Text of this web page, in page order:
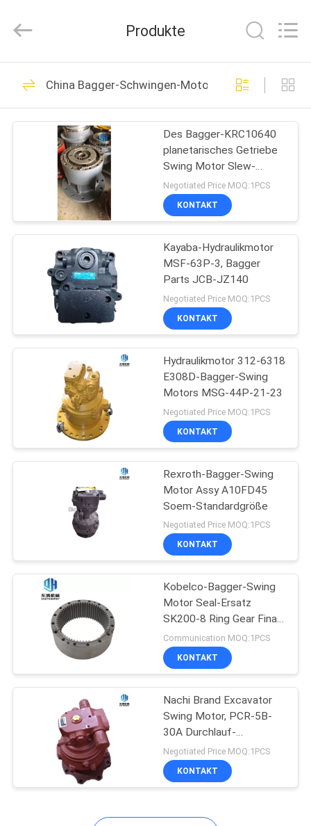
HAUS
PRODUKTE
FABRIK-
AUSFLUG
QUALITÄTSKONTROLLE
SITEMAP
PRIVACY
POLICY
Services
Co.,Ltd..
Reserved.
BaggerÖlfilter
22
Baggerluftfilter
43
Bagger-
Hydraulikfilter
Maschinenteile
92
Bagger-
Hydraulikpumpe-
Teile
10
Produkte
China Bagger-Schwingen-Motor
Des Bagger-KRC10640
planetarisches Getriebe
Swing Motor Slew-
Motormsf-63p-3
Negotiated Price MOQ:1PCS
KONTAKT
Kayaba-Hydraulikmotor
MSF-63P-3, Bagger
Parts JCB-JZ140
Negotiated Price MOQ:1PCS
KONTAKT
Hydraulikmotor 312-6318
E308D-Bagger-Swing
Motors MSG-44P-21-23
Negotiated Price MOQ:1PCS
KONTAKT
Rexroth-Bagger-Swing
Motor Assy A10FD45
Soem-Standardgröße
Negotiated Price MOQ:1PCS
KONTAKT
Kobelco-Bagger-Swing
Motor Seal-Ersatz
SK200-8 Ring Gear Final
Drive
Communication MOQ:1PCS
KONTAKT
Nachi Brand Excavator
Swing Motor, PCR-5B-
30A Durchlauf-
Antriebsmotor
Negotiated Price MOQ:1PCS
KONTAKT